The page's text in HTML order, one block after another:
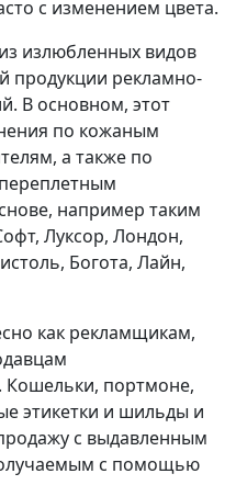
с изменением цвета.
излюбленных видов
продукции рекламно-
В основном, этот
по кожаным
а также по
например таким
Луксор, Лондон,
Богота, Лайн,
как рекламщикам,
Кошельки, портмоне,
этикетки и шильды и
с выдавленным
с помощью